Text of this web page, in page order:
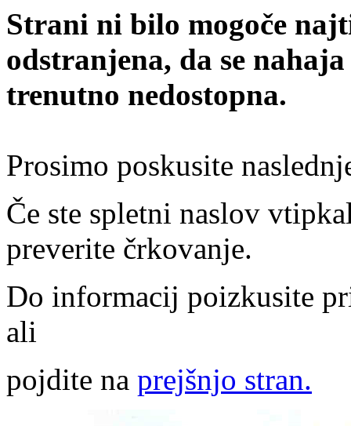
Strani ni bilo mogoče
odstranjena, da se
trenutno nedostopna.
Prosimo poskusite
Če ste spletni naslov
preverite črkovanje.
Do informacij poizkusite
ali
pojdite na prejšnjo stran.